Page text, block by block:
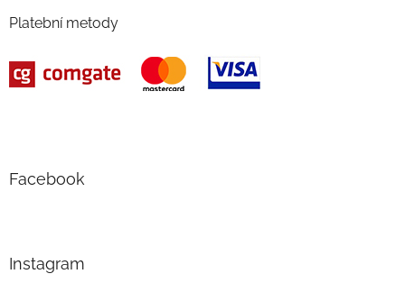
Platební metody
Facebook
Instagram